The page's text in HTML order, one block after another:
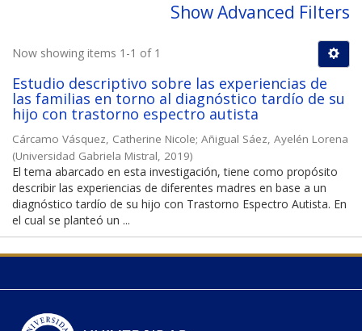
Show Advanced Filters
Now showing items 1-1 of 1
Estudio descriptivo sobre las experiencias de
las familias en torno al diagnóstico tardío de su
hijo con trastorno espectro autista
Cárcamo Vásquez, Catherine Nicole; Añigual Sáez, Ayelén Lorena
(Universidad Gabriela Mistral, 2019)
El tema abarcado en esta investigación, tiene como propósito
describir las experiencias de diferentes madres en base a un
diagnóstico tardío de su hijo con Trastorno Espectro Autista. En
el cual se planteó un ...